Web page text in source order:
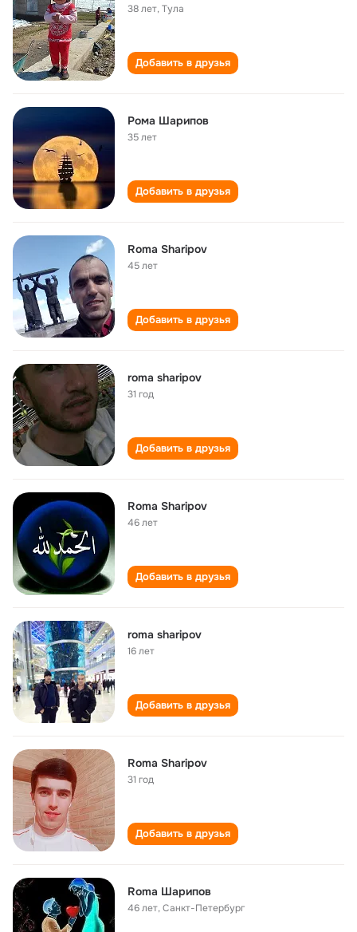
38 лет,Тула
Добавить в друзья
Рома Шарипов
35 лет
Добавить в друзья
Roma Sharipov
45 лет
Добавить в друзья
roma sharipov
31 год
Добавить в друзья
Roma Sharipov
46 лет
Добавить в друзья
roma sharipov
16 лет
Добавить в друзья
Roma Sharipov
31 год
Добавить в друзья
Roma Шарипов
46 лет,Санкт-Петербург